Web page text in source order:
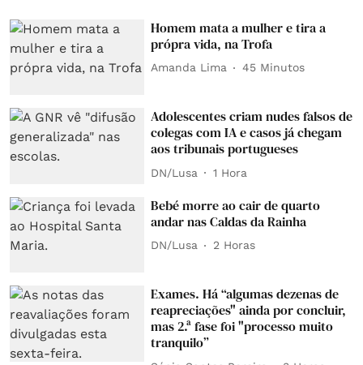
Homem mata a mulher e tira a
própra vida, na Trofa
Amanda Lima 45 Minutos
Adolescentes criam nudes falsos de
colegas com IA e casos já chegam
aos tribunais portugueses
DN/Lusa 1 Hora
Bebé morre ao cair de quarto
andar nas Caldas da Rainha
DN/Lusa 2 Horas
Exames. Há “algumas dezenas de
reapreciações" ainda por concluir,
mas 2.ª fase foi "processo muito
tranquilo”